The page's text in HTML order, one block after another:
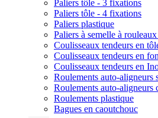
Paliers tôle - 3 fixations
Paliers tôle - 4 fixations
Paliers plastique
Paliers à semelle à
Coulisseaux tendeurs en
Coulisseaux tendeurs en
Coulisseaux tendeurs en
Roulements auto-aligneurs
Roulements auto-aligneurs
Roulements plastique
Bagues en caoutchouc